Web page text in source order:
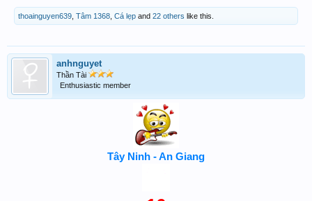
thoainguyen639 Tâm 1368 Cá lẹp and 22 others like this.
anhnguyet
Thần Tài
Enthusiastic member
Tây Ninh - An Giang